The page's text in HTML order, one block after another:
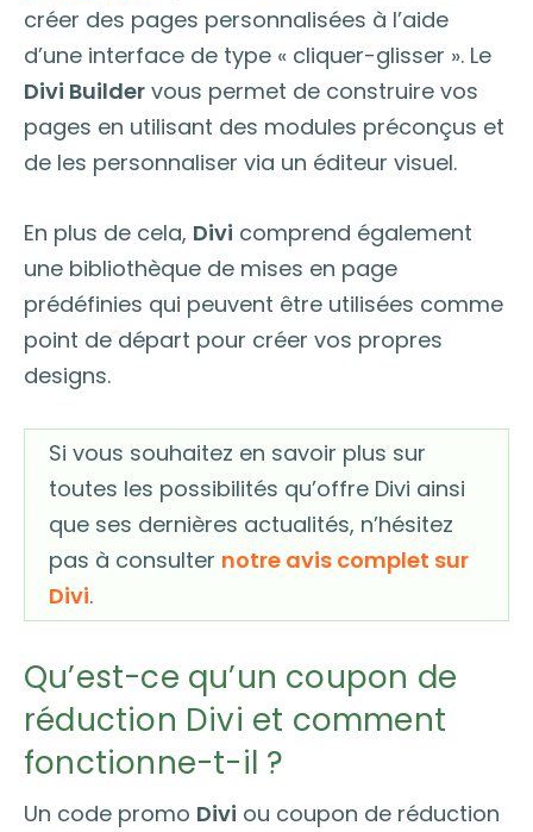
créer des pages personnalisées à l’aide
d’une interface de type « cliquer-glisser ». Le
Divi Builder vous permet de construire vos
pages en utilisant des modules préconçus et
de les personnaliser via un éditeur visuel.
En plus de cela, Divi comprend également
une bibliothèque de mises en page
prédéfinies qui peuvent être utilisées comme
point de départ pour créer vos propres
designs.
Si vous souhaitez en savoir plus sur
toutes les possibilités qu’offre Divi ainsi
que ses dernières actualités, n’hésitez
pas à consulter notre avis complet sur
Divi.
Qu’est-ce qu’un coupon de
réduction Divi et comment
fonctionne-t-il ?
Un code promo Divi ou coupon de réduction